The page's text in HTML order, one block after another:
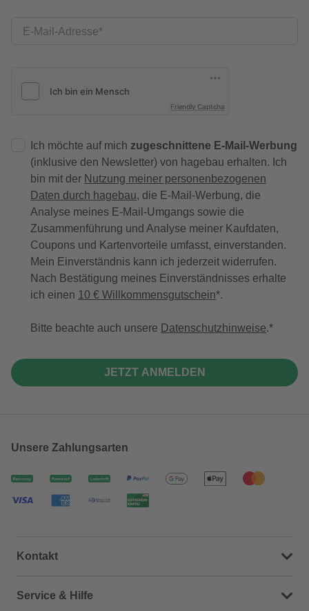
E-Mail-Adresse
Friendly Captcha
Ich möchte auf mich zugeschnittene E-Mail-Werbung
(inklusive den Newsletter) von hagebau erhalten. Ich
bin mit der Nutzung meiner personenbezogenen
Daten durch hagebau, die E-Mail-Werbung, die
Analyse meines E-Mail-Umgangs sowie die
Zusammenführung und Analyse meiner Kaufdaten,
Coupons und Kartenvorteile umfasst, einverstanden.
Mein Einverständnis kann ich jederzeit widerrufen.
Nach Bestätigung meines Einverständnisses erhalte
ich einen 10 € Willkommensgutschein*.
Bitte beachte auch unsere Datenschutzhinweise.
JETZT ANMELDEN
Unsere Zahlungsarten
Kontakt
Dein Kontakt zu uns
Service & Hilfe